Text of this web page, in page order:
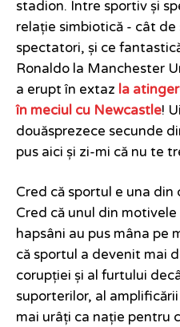
stadion. Între sportiv și
relație simbiotică - cât
spectatori, și ce
Ronaldo la Manchester
a erupt în extaz la
în meciul cu Newcastle!
douăsprezece secunde
pus aici și zi-mi că nu te
Cred că sportul e una din
Cred că unul din
hapsâni au pus mâna pe
că sportul a devenit mai
corupției și al furtului
suporterilor, al
mai urâți ca nație pentru